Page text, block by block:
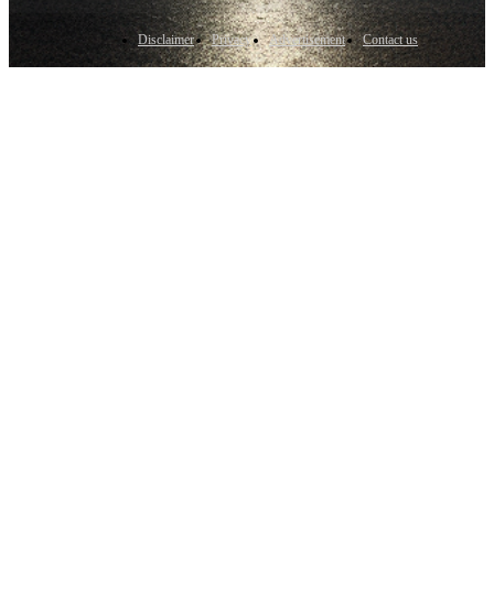
Disclaimer Privacy Advertisement Contact us